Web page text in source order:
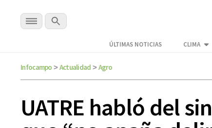
ÚLTIMAS NOTICIAS CLIMA
Infocampo > Actualidad > Agro
UATRE habló del